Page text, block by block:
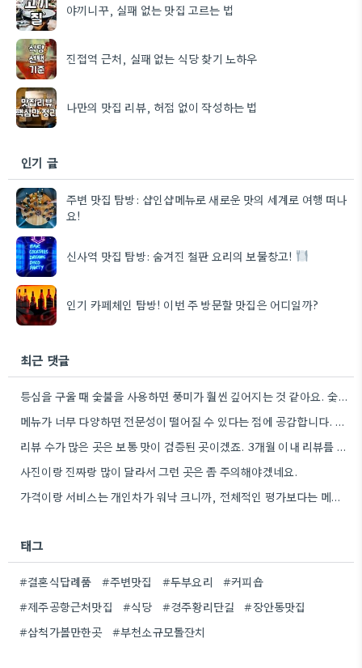
야끼니꾸, 실패 없는 맛집 고르는 법
진접역 근처, 실패 없는 식당 찾기 노하우
나만의 맛집 리뷰, 허점 없이 작성하는 법
인기 글
주변 맛집 탐방: 샵인샵메뉴로 새로운 맛의 세계로 여행 떠나
요!
신사역 맛집 탐방: 숨겨진 철판 요리의 보물창고!
인기 카페체인 탐방! 이번 주 방문할 맛집은 어디일까?
최근 댓글
등심을 구울 때 숯불을 사용하면 풍미가 훨씬 깊어지는 것 같아요. 숯불에 직접 굽는 느낌이 정말…
메뉴가 너무 다양하면 전문성이 떨어질 수 있다는 점에 공감합니다. 저는 등심이나 안창살처럼 명확하게 부위가 보이는…
리뷰 수가 많은 곳은 보통 맛이 검증된 곳이겠죠. 3개월 이내 리뷰를 꼼꼼히 살펴보는 습관이 필요할…
사진이랑 진짜랑 많이 달라서 그런 곳은 좀 주의해야겠네요.
가격이랑 서비스는 개인차가 워낙 크니까, 전체적인 평가보다는 메뉴 맛에 집중하는 게 좋을 것 같아요.
태그
#결혼식답례품 #주변맛집 #두부요리
#커피숍
#제주공항근처맛집
#식당 #경주황리단길
#장안동맛집
#삼척가볼만한곳
#부천소규모돌잔치